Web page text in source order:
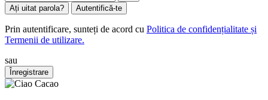
Ați uitat parola? Autentifică-te
Prin autentificare, sunteți de acord cu Politica de confidențialitate și
Termenii de utilizare.
sau
Înregistrare